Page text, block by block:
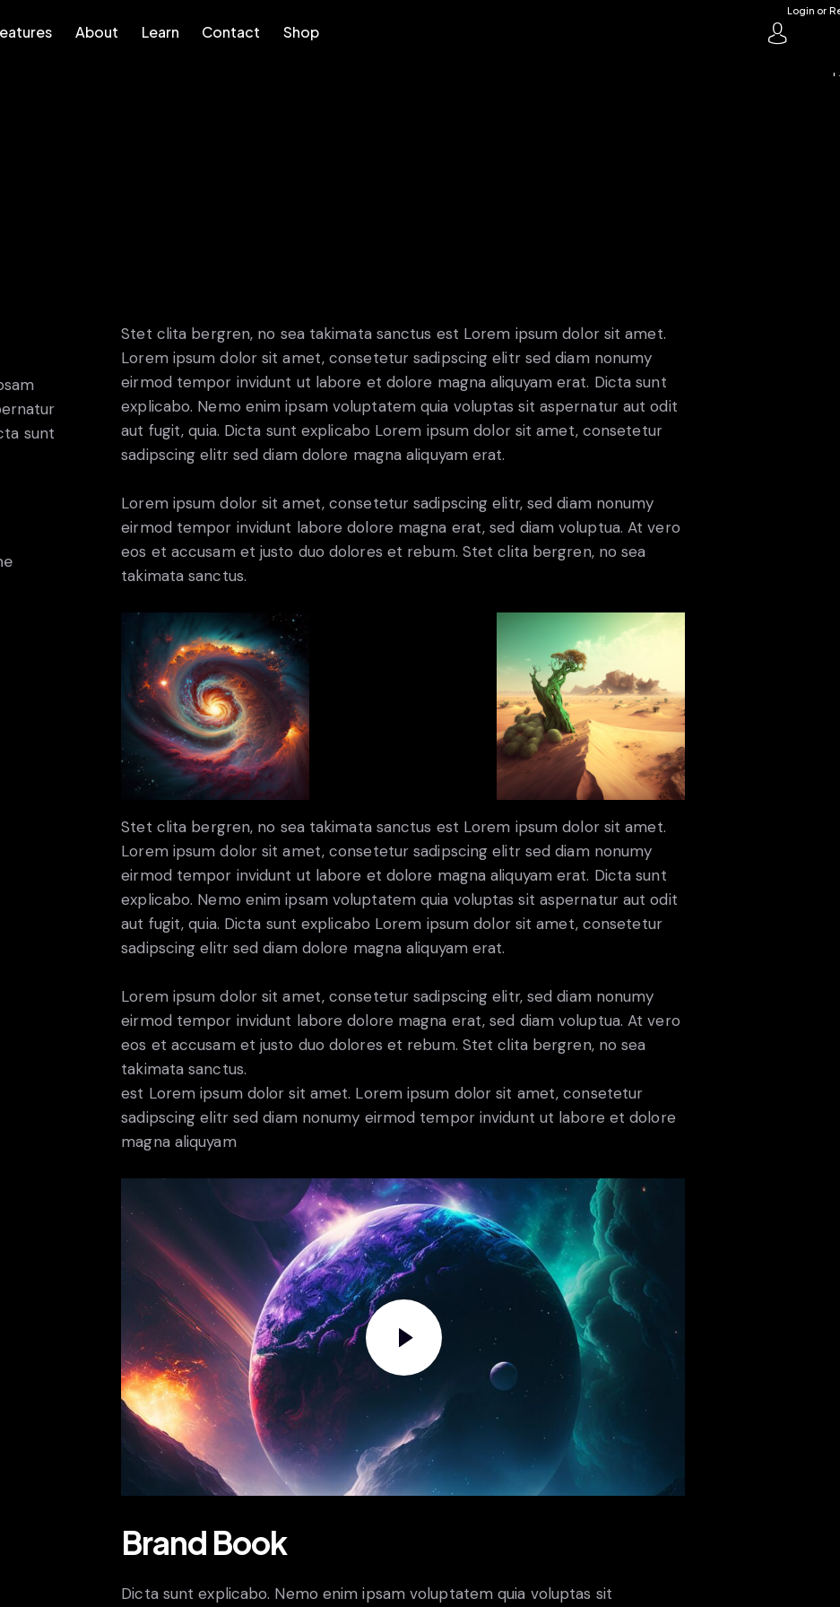
About Learn Contact Shop
Login or
sunt
Stet clita bergren, no sea takimata sanctus est Lorem ipsum dolor sit amet.
Lorem ipsum dolor sit amet, consetetur sadipscing elitr sed diam nonumy
eirmod tempor invidunt ut labore et dolore magna aliquyam erat. Dicta sunt
explicabo. Nemo enim ipsam voluptatem quia voluptas sit aspernatur aut odit
aut fugit, quia. Dicta sunt explicabo Lorem ipsum dolor sit amet, consetetur
sadipscing elitr sed diam dolore magna aliquyam erat.
Lorem ipsum dolor sit amet, consetetur sadipscing elitr, sed diam nonumy
eirmod tempor invidunt labore dolore magna erat, sed diam voluptua. At vero
eos et accusam et justo duo dolores et rebum. Stet clita bergren, no sea
takimata sanctus.
Stet clita bergren, no sea takimata sanctus est Lorem ipsum dolor sit amet.
Lorem ipsum dolor sit amet, consetetur sadipscing elitr sed diam nonumy
eirmod tempor invidunt ut labore et dolore magna aliquyam erat. Dicta sunt
explicabo. Nemo enim ipsam voluptatem quia voluptas sit aspernatur aut odit
aut fugit, quia. Dicta sunt explicabo Lorem ipsum dolor sit amet, consetetur
sadipscing elitr sed diam dolore magna aliquyam erat.
Lorem ipsum dolor sit amet, consetetur sadipscing elitr, sed diam nonumy
eirmod tempor invidunt labore dolore magna erat, sed diam voluptua. At vero
eos et accusam et justo duo dolores et rebum. Stet clita bergren, no sea
takimata sanctus.
est Lorem ipsum dolor sit amet. Lorem ipsum dolor sit amet, consetetur
sadipscing elitr sed diam nonumy eirmod tempor invidunt ut labore et dolore
magna aliquyam
Brand Book
Dicta sunt explicabo. Nemo enim ipsam voluptatem quia voluptas sit